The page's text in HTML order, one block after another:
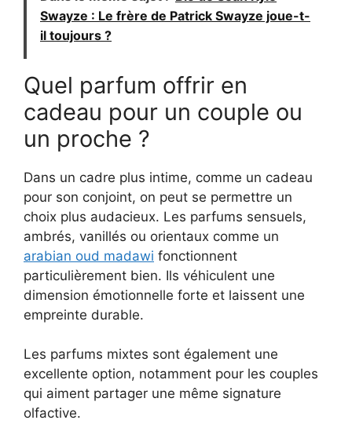
Swayze : Le frère de Patrick Swayze joue-t-
il toujours ?
Quel parfum offrir en
cadeau pour un couple ou
un proche ?
Dans un cadre plus intime, comme un cadeau
pour son conjoint, on peut se permettre un
choix plus audacieux. Les parfums sensuels,
ambrés, vanillés ou orientaux comme un
arabian oud madawi fonctionnent
particulièrement bien. Ils véhiculent une
dimension émotionnelle forte et laissent une
empreinte durable.
Les parfums mixtes sont également une
excellente option, notamment pour les couples
qui aiment partager une même signature
olfactive.